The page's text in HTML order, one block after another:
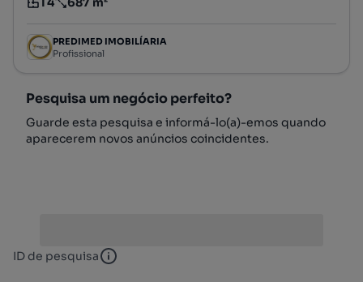
Tipologia
Preço por metro quadrado
PREDIMED IMOBILÍARIA
Profissional
Pesquisa um negócio perfeito?
Guarde esta pesquisa e informá-lo(a)-emos quando
aparecerem novos anúncios coincidentes.
ID de pesquisa ID de pesquisa